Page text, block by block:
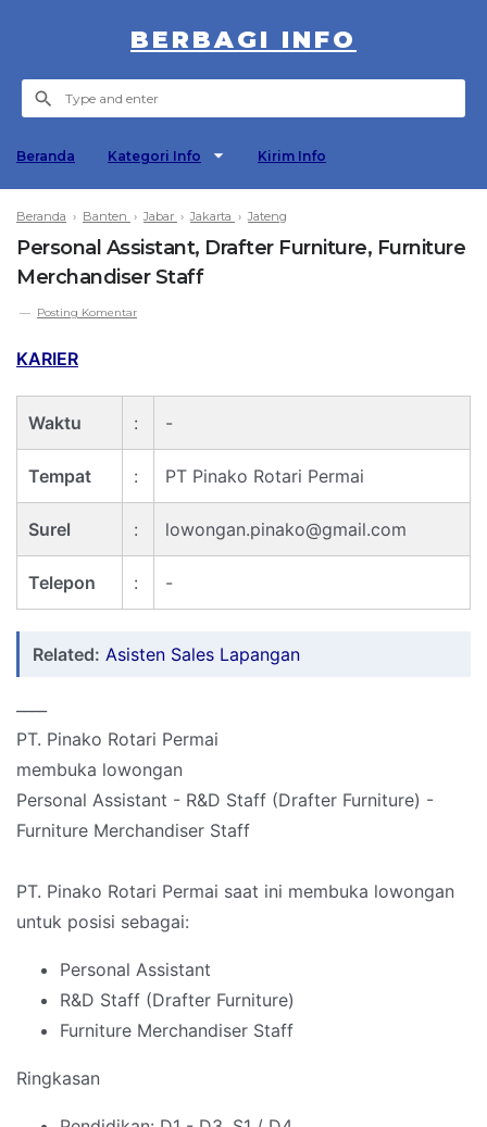
BERBAGI INFO
Beranda Kategori Info Kirim Info
Beranda › Banten ›Jabar ›Jakarta ›Jateng
Personal Assistant, Drafter Furniture, Furniture
Merchandiser Staff
Posting Komentar
KARIER
Waktu : -
Tempat : PT Pinako Rotari Permai
Surel : lowongan.pinako@gmail.com
Telepon : -
Related: Asisten Sales Lapangan
PT. Pinako Rotari Permai
membuka lowongan
Personal Assistant - R&D Staff (Drafter Furniture) -
Furniture Merchandiser Staff
PT. Pinako Rotari Permai saat ini membuka lowongan
untuk posisi sebagai:
Personal Assistant
R&D Staff (Drafter Furniture)
Furniture Merchandiser Staff
Ringkasan